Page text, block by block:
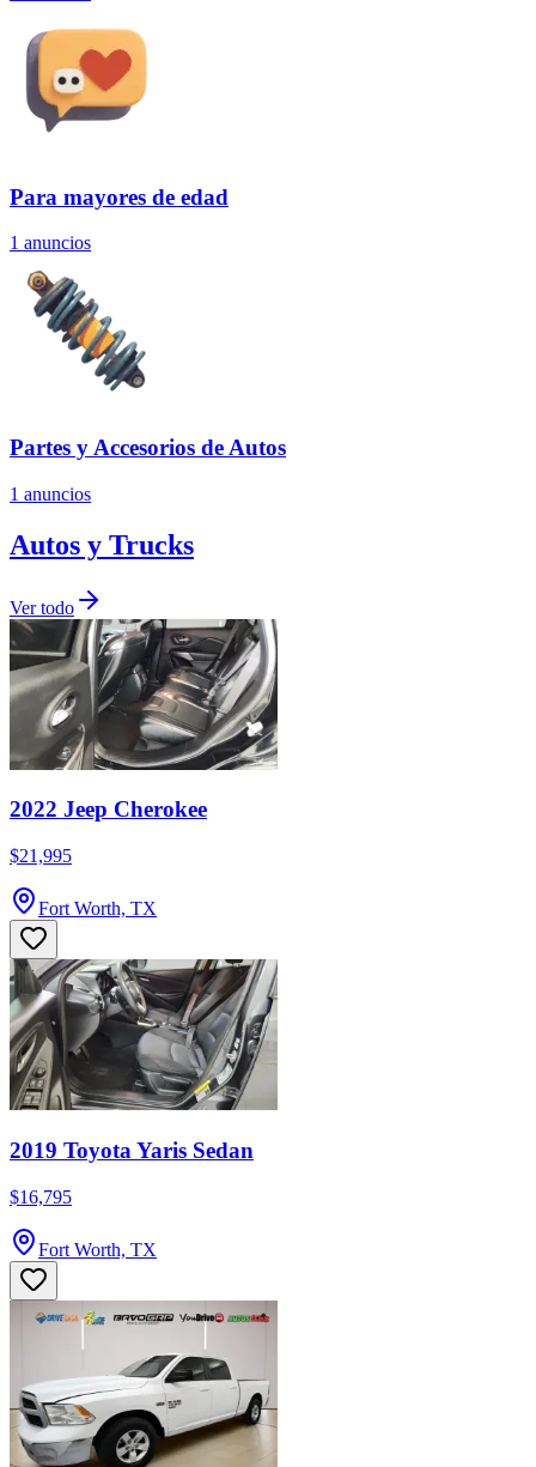
Para mayores de edad
1 anuncios
Partes y Accesorios de Autos
1 anuncios
Autos y Trucks
Ver todo
2022 Jeep Cherokee
$21,995
Fort Worth, TX
2019 Toyota Yaris Sedan
$16,795
Fort Worth, TX